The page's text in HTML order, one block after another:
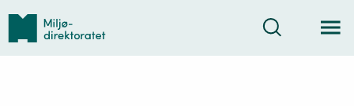
Tilbake
forsiden
Søk